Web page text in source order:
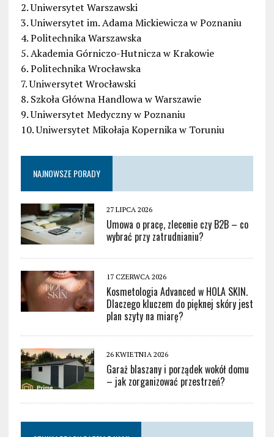
2. Uniwersytet Warszawski
3. Uniwersytet im. Adama Mickiewicza w Poznaniu
4. Politechnika Warszawska
5. Akademia Górniczo-Hutnicza w Krakowie
6. Politechnika Wrocławska
7. Uniwersytet Wrocławski
8. Szkoła Główna Handlowa w Warszawie
9. Uniwersytet Medyczny w Poznaniu
10. Uniwersytet Mikołaja Kopernika w Toruniu
NAJNOWSZE PORADY
27 LIPCA 2026
Umowa o pracę, zlecenie czy B2B – co
wybrać przy zatrudnianiu?
17 CZERWCA 2026
Kosmetologia Advanced w HOLA SKIN.
Dlaczego kluczem do pięknej skóry jest
plan szyty na miarę?
26 KWIETNIA 2026
Garaż blaszany i porządek wokół domu
– jak zorganizować przestrzeń?